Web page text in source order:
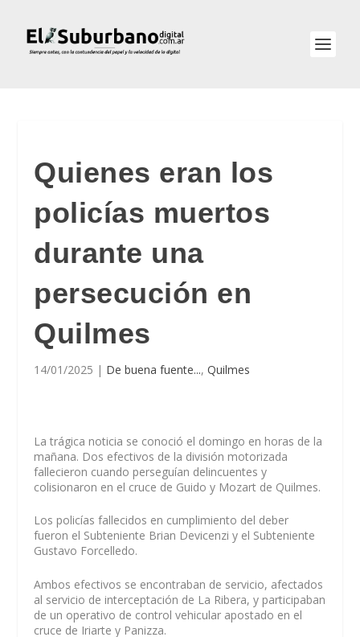
Quienes eran los
policías muertos
durante una
persecución en
Quilmes
14/01/2025 | De buena fuente...,Quilmes
La trágica noticia se conoció el domingo en horas de la
mañana. Dos efectivos de la división motorizada
fallecieron cuando perseguían delincuentes y
colisionaron en el cruce de Guido y Mozart de Quilmes.
Los policías fallecidos en cumplimiento del deber
fueron el Subteniente Brian Devicenzi y el Subteniente
Gustavo Forcelledo.
Ambos efectivos se encontraban de servicio, afectados
al servicio de interceptación de La Ribera, y participaban
de un operativo de control vehicular apostado en el
cruce de Iriarte y Panizza.